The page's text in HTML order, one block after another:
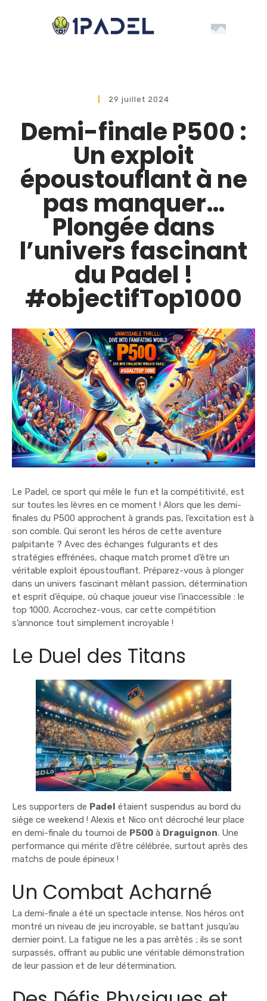
29 juillet 2024
Demi-finale P500 :
Un exploit
époustouflant à ne
pas manquer…
Plongée dans
l’univers fascinant
du Padel !
#objectifTop1000
Le Padel, ce sport qui mêle le fun et la compétitivité, est
sur toutes les lèvres en ce moment ! Alors que les demi-
finales du P500 approchent à grands pas, l’excitation est à
son comble. Qui seront les héros de cette aventure
palpitante ? Avec des échanges fulgurants et des
stratégies effrénées, chaque match promet d’être un
véritable exploit époustouflant. Préparez-vous à plonger
dans un univers fascinant mêlant passion, détermination
et esprit d’équipe, où chaque joueur vise l’inaccessible : le
top 1000. Accrochez-vous, car cette compétition
s’annonce tout simplement incroyable !
Le Duel des Titans
Les supporters de Padel étaient suspendus au bord du
siège ce weekend ! Alexis et Nico ont décroché leur place
en demi-finale du tournoi de P500 à Draguignon. Une
performance qui mérite d’être célébrée, surtout après des
matchs de poule épineux !
Un Combat Acharné
La demi-finale a été un spectacle intense. Nos héros ont
montré un niveau de jeu incroyable, se battant jusqu’au
dernier point. La fatigue ne les a pas arrêtés ; ils se sont
surpassés, offrant au public une véritable démonstration
de leur passion et de leur détermination.